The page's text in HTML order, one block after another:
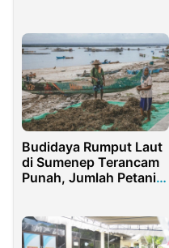
Budidaya Rumput Laut
di Sumenep Terancam
Punah, Jumlah Petani